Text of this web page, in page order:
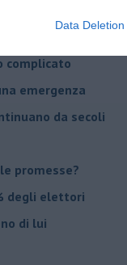
Data Deletion
complicato
emergenza
da secoli
promesse?
degli elettori
di lui